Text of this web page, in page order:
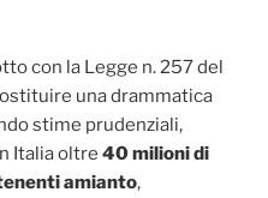
con la Legge n. 257 del
una drammatica
stime prudenziali,
Italia oltre 40 milioni di
amianto,